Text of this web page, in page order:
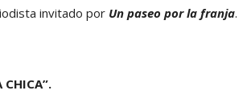
invitado por Un paseo por la franja.
CHICA”.